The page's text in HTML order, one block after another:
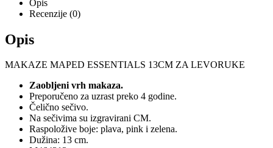
Opis
Recenzije (0)
Opis
MAKAZE MAPED ESSENTIALS 13CM ZA LEVORUKE
Zaobljeni vrh makaza.
Preporučeno za uzrast preko 4 godine.
Čelično sečivo.
Na sečivima su izgravirani CM.
Raspoložive boje: plava, pink i zelena.
Dužina: 13 cm.